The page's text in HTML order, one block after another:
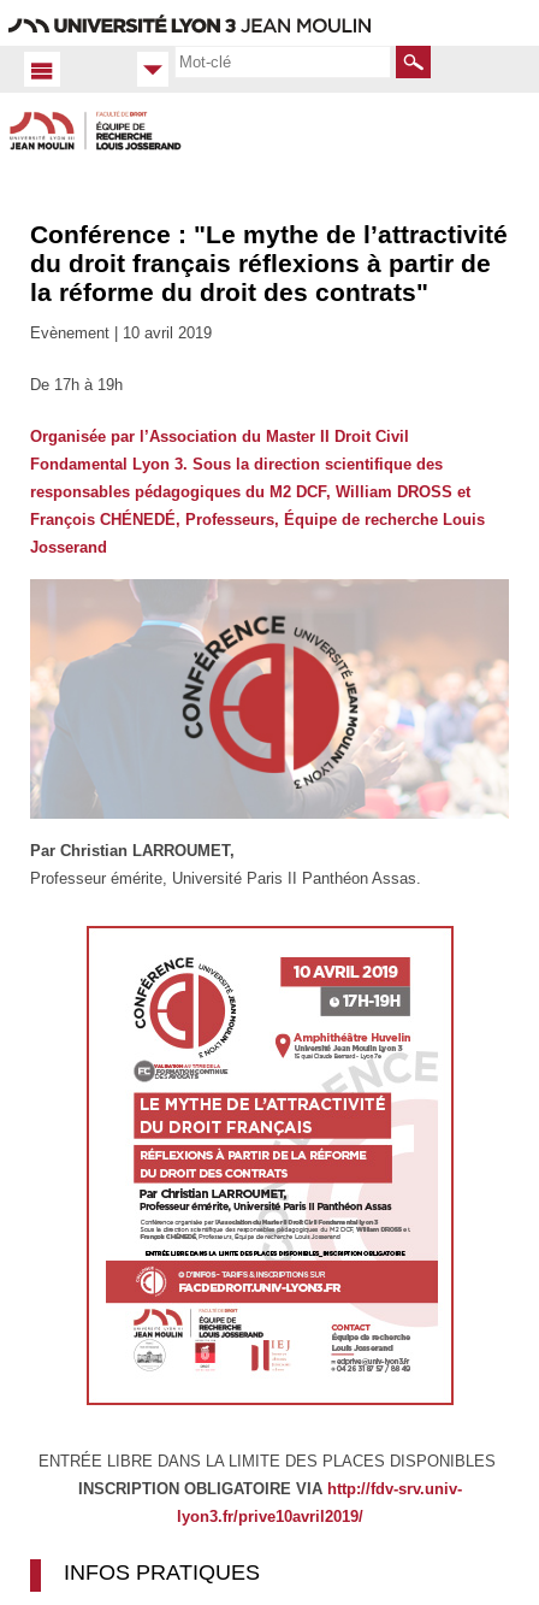
Rechercher
Accueil
FR
Actualités
les actus
Conférence : "Le mythe de l’attractivité
du droit français réflexions à partir de
la réforme du droit des contrats"
Evènement | 10 avril 2019
De 17h à 19h
Organisée par l’Association du Master II Droit Civil
Fondamental Lyon 3. Sous la direction scientifique des
responsables pédagogiques du M2 DCF, William DROSS et
François CHÉNEDÉ, Professeurs, Équipe de recherche Louis
Josserand
conference
Par Christian LARROUMET,
Professeur émérite, Université Paris II Panthéon Assas.
ENTRÉE LIBRE DANS LA LIMITE DES PLACES DISPONIBLES
INSCRIPTION OBLIGATOIRE VIA http://fdv-srv.univ-
lyon3.fr/prive10avril2019/
INFOS PRATIQUES